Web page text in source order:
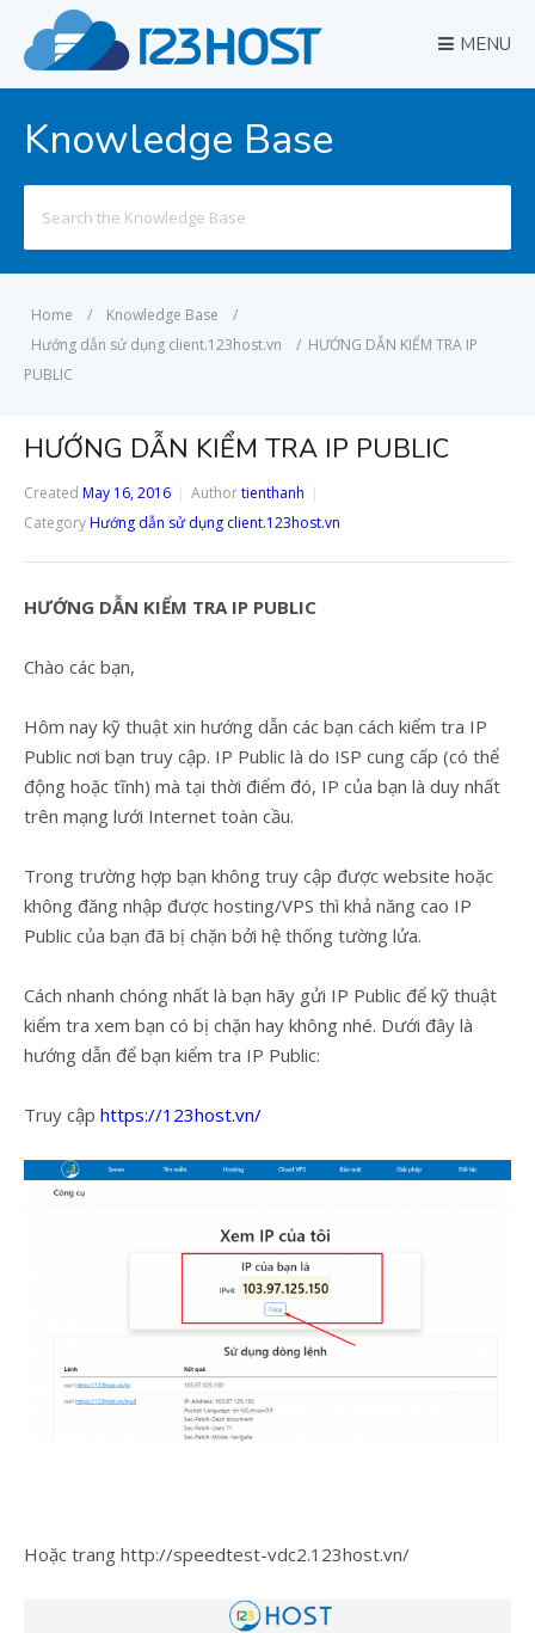
MENU
Knowledge Base
for:
Home / Knowledge Base
/
Hướng dẫn sử dụng client.123host.vn
/ HƯỚNG DẪN KIỂM TRA IP
PUBLIC
HƯỚNG DẪN KIỂM TRA IP PUBLIC
Created May 16, 2016 Authortienthanh
CategoryHướng dẫn sử dụng client.123host.vn
HƯỚNG DẪN KIỂM TRA IP PUBLIC
Chào các bạn,
Hôm nay kỹ thuật xin hướng dẫn các bạn cách kiểm tra IP
Public nơi bạn truy cập. IP Public là do ISP cung cấp (có thể
động hoặc tĩnh) mà tại thời điểm đó, IP của bạn là duy nhất
trên mạng lưới Internet toàn cầu.
Trong trường hợp bạn không truy cập được website hoặc
không đăng nhập được hosting/VPS thì khả năng cao IP
Public của bạn đã bị chặn bởi hệ thống tường lửa.
Cách nhanh chóng nhất là bạn hãy gửi IP Public để kỹ thuật
kiểm tra xem bạn có bị chặn hay không nhé. Dưới đây là
hướng dẫn để bạn kiểm tra IP Public:
Truy cập https://123host.vn/
Hoặc trang http://speedtest-vdc2.123host.vn/